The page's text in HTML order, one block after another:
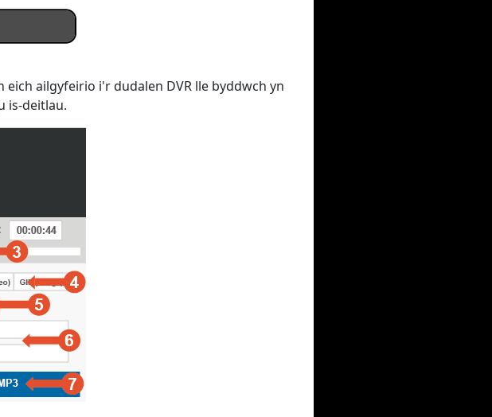
ailgyfeirio i'r dudalen DVR lle byddwch yn
is-deitlau.